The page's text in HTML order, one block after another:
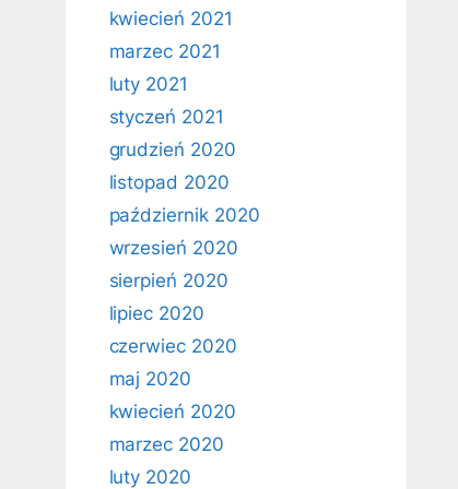
kwiecień 2021
marzec 2021
luty 2021
styczeń 2021
grudzień 2020
listopad 2020
październik 2020
wrzesień 2020
sierpień 2020
lipiec 2020
czerwiec 2020
maj 2020
kwiecień 2020
marzec 2020
luty 2020